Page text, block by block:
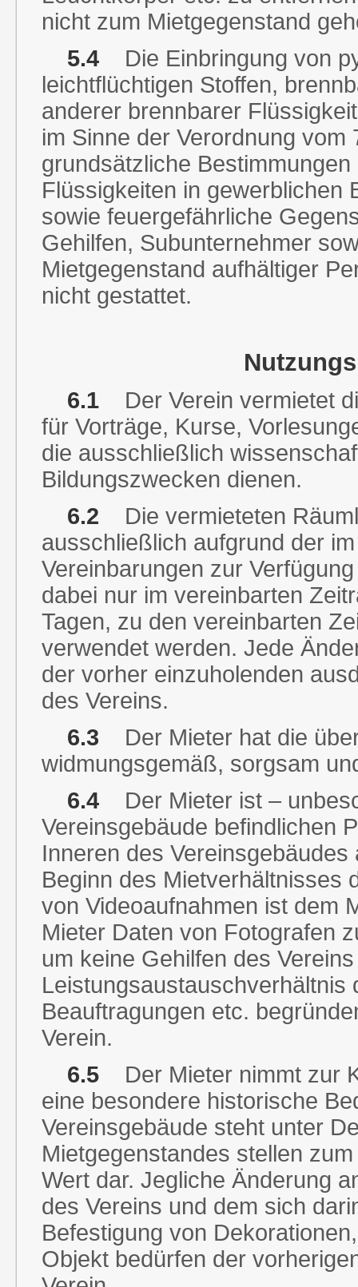
nicht zum Mietgegenstand
5.4
Die Einbringung von
leichtflüchtigen Stoffen,
anderer brennbarer
im Sinne der Verordnung
grundsätzliche
Flüssigkeiten in gewerblichen
sowie feuergefährliche
Gehilfen, Subunternehmer
Mietgegenstand aufhältiger
nicht gestattet.
6.1
Der Verein vermietet
für Vorträge, Kurse,
die ausschließlich
Bildungszwecken dienen.
6.2 Die vermieteten
ausschließlich aufgrund der
Vereinbarungen zur
dabei nur im vereinbarten
Tagen, zu den vereinbarten
verwendet werden. Jede
der vorher einzuholenden
des Vereins.
6.3
Der Mieter hat die
widmungsgemäß, sorgsam
6.4 Der Mieter ist –
Vereinsgebäude befindlichen
Inneren des
Beginn des Mietverhältnisses
von Videoaufnahmen ist dem
Mieter Daten von Fotografen
um keine Gehilfen des
Leistungsaustauschverhältnis
Beauftragungen etc.
Verein.
6.5 Der Mieter nimmt zur
eine besondere historische
Vereinsgebäude steht unter
Mietgegenstandes stellen
Wert dar. Jegliche Änderung
des Vereins und dem sich
Befestigung von
Objekt bedürfen der